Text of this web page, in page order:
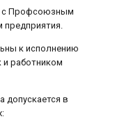
с Профсоюзным
предприятия.
к исполнению
и работником
допускается в